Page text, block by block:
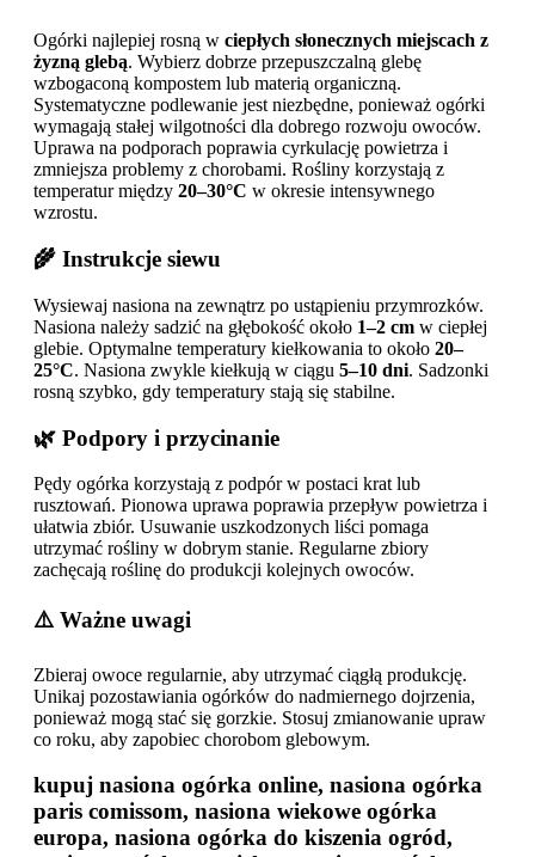
Ogórki najlepiej rosną w ciepłych słonecznych miejscach z
żyzną glebą. Wybierz dobrze przepuszczalną glebę
wzbogaconą kompostem lub materią organiczną.
Systematyczne podlewanie jest niezbędne, ponieważ ogórki
wymagają stałej wilgotności dla dobrego rozwoju owoców.
Uprawa na podporach poprawia cyrkulację powietrza i
zmniejsza problemy z chorobami. Rośliny korzystają z
temperatur między 20–30°C w okresie intensywnego
wzrostu.
🌾 Instrukcje siewu
Wysiewaj nasiona na zewnątrz po ustąpieniu przymrozków.
Nasiona należy sadzić na głębokość około 1–2 cm w ciepłej
glebie. Optymalne temperatury kiełkowania to około 20–
25°C. Nasiona zwykle kiełkują w ciągu 5–10 dni. Sadzonki
rosną szybko, gdy temperatury stają się stabilne.
🌿 Podpory i przycinanie
Pędy ogórka korzystają z podpór w postaci krat lub
rusztowań. Pionowa uprawa poprawia przepływ powietrza i
ułatwia zbiór. Usuwanie uszkodzonych liści pomaga
utrzymać rośliny w dobrym stanie. Regularne zbiory
zachęcają roślinę do produkcji kolejnych owoców.
⚠️ Ważne uwagi
Zbieraj owoce regularnie, aby utrzymać ciągłą produkcję.
Unikaj pozostawiania ogórków do nadmiernego dojrzenia,
ponieważ mogą stać się gorzkie. Stosuj zmianowanie upraw
co roku, aby zapobiec chorobom glebowym.
kupuj nasiona ogórka online, nasiona ogórka
paris comissom, nasiona wiekowe ogórka
europa, nasiona ogórka do kiszenia ogród,